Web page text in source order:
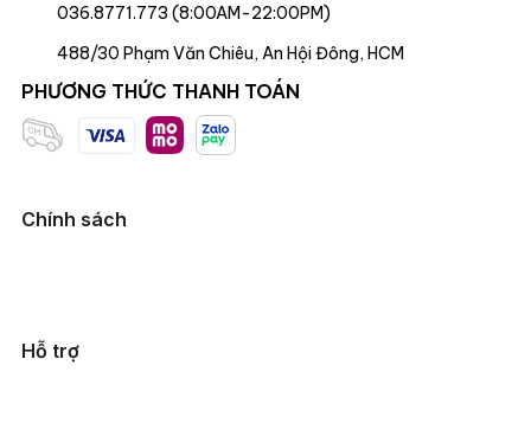
Chính sách
Hỗ trợ
036.8771.773 (8:00AM-22:00PM)
488/30 Phạm Văn Chiêu, An Hội Đông, HCM
PHƯƠNG THỨC THANH TOÁN